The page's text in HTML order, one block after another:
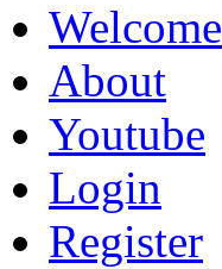
Welcome
About
Youtube
Login
Register